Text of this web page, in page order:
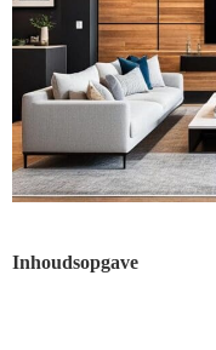
Inhoudsopgave